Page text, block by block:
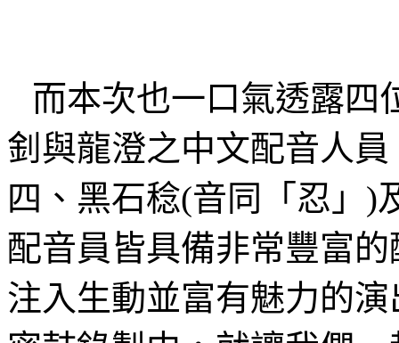
而本次也一口氣透露四
釗與龍澄之中文配音人
四、黑石稔(音同「忍」 )
配音員皆具備非常豐富
注入生動並富有魅力的